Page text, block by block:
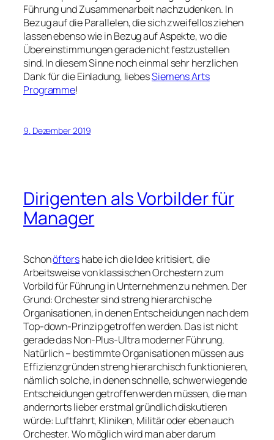
Führung und Zusammenarbeit nachzudenken. In
Bezug auf die Parallelen, die sich zweifellos ziehen
lassen ebenso wie in Bezug auf Aspekte, wo die
Übereinstimmungen gerade nicht festzustellen
sind. In diesem Sinne noch einmal sehr herzlichen
Dank für die Einladung, liebesSiemens Arts
Programme!
9. Dezember 2019
Dirigenten als Vorbilder für
Manager
Schonöftershabe ich die Idee kritisiert, die
Arbeitsweise von klassischen Orchestern zum
Vorbild für Führung in Unternehmen zu nehmen. Der
Grund: Orchester sind streng hierarchische
Organisationen, in denen Entscheidungen nach dem
Top-down-Prinzip getroffen werden. Das ist nicht
gerade das Non-Plus-Ultra moderner Führung.
Natürlich – bestimmte Organisationen müssen aus
Effizienzgründen streng hierarchisch funktionieren,
nämlich solche, in denen schnelle, schwerwiegende
Entscheidungen getroffen werden müssen, die man
andernorts lieber erstmal gründlich diskutieren
würde: Luftfahrt, Kliniken, Militär oder eben auch
Orchester. Wo möglich wird man aber darum